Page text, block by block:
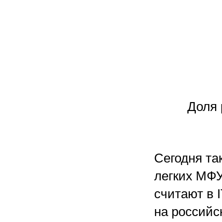
Доля
Сегодня
легких
считают в
на